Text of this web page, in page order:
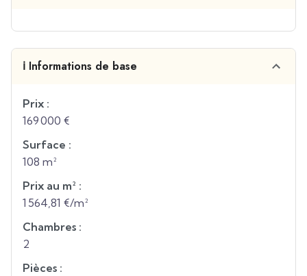
ℹ️ Informations de base
Prix :
169 000 €
Surface :
108 m²
Prix au m² :
1 564,81 €/m²
Chambres :
2
Pièces :